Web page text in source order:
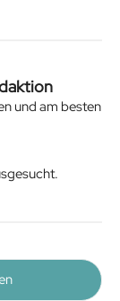
und am besten